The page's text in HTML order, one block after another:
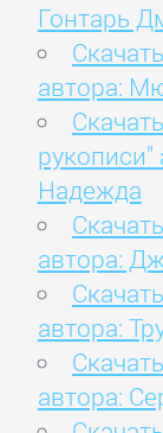
Гонтарь
автора:
Надежда
автора:
автора:
автора: